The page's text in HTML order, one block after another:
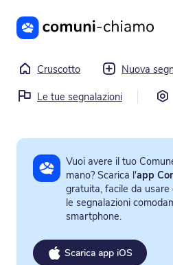
Vai al contenuto principale
Cruscotto Nuova
Le tue segnalazioni
Vuoi avere il tuo
mano? Scarica l'app
gratuita, facile da
le segnalazioni
smartphone.
Scarica app iOS